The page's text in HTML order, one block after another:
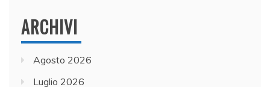
ARCHIVI
Agosto 2026
Luglio 2026